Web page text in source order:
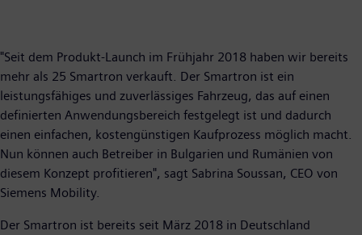
"Seit dem Produkt-Launch im Frühjahr 2018 haben wir bereits
mehr als 25 Smartron verkauft. Der Smartron ist ein
leistungsfähiges und zuverlässiges Fahrzeug, das auf einen
definierten Anwendungsbereich festgelegt ist und dadurch
einen einfachen, kostengünstigen Kaufprozess möglich macht.
Nun können auch Betreiber in Bulgarien und Rumänien von
diesem Konzept profitieren", sagt Sabrina Soussan, CEO von
Siemens Mobility.
Der Smartron ist bereits seit März 2018 in Deutschland